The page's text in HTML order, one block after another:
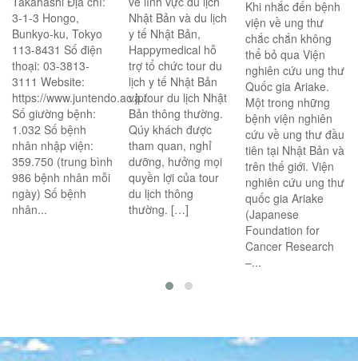
3-1-3 Hongo,
Bunkyo-ku, Tokyo
113-8431 Số điện
thoại: 03-3813-
3111 Website:
https://www.juntendo.ac.jp/
Số giường bệnh:
1.032 Số bệnh
nhân nhập viện:
359.750 (trung bình
986 bệnh nhân mỗi
ngày) Số bệnh
nhân...
Nhật Bản và du lịch
y tế Nhật Bản,
Happymedical hỗ
trợ tổ chức tour du
lịch y tế Nhật Bản
và tour du lịch Nhật
Bản thông thường.
Qúy khách được
tham quan, nghỉ
dưỡng, hưởng mọi
quyền lợi của tour
du lịch thông
thường. […]
Khi nhắc đến bệnh
viện về ung thư
chắc chắn không
thể bỏ qua Viện
nghiên cứu ung thư
Quốc gia Ariake.
Một trong những
bệnh viện nghiên
cứu về ung thư đầu
tiên tại Nhật Bản và
trên thế giới. Viện
nghiên cứu ung thư
quốc gia Ariake
(Japanese
Foundation for
Cancer Research
–...